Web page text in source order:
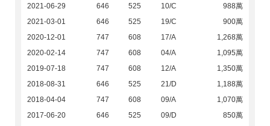
2021-06-29 646 525 10/C
988萬
2021-03-01
646 525 19/C
900萬
2020-12-01
747 608 17/A
1,268萬
2020-02-14
747 608 04/A
1,095萬
2019-07-18
747 608 12/A
1,350萬
2018-08-31
646 525 21/D
1,188萬
2018-04-04
747 608 09/A
1,070萬
2017-06-20
646 525 09/D
850萬